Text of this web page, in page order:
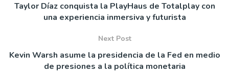
Taylor Díaz conquista la PlayHaus de Totalplay con
una experiencia inmersiva y futurista
Next Post
Kevin Warsh asume la presidencia de la Fed en medio
de presiones a la política monetaria